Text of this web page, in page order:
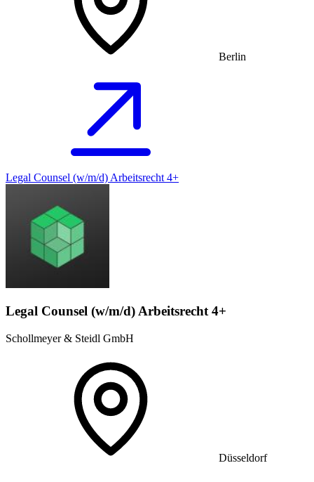
Berlin
Legal Counsel (w/m/d) Arbeitsrecht 4+
Legal Counsel (w/m/d) Arbeitsrecht 4+
Schollmeyer & Steidl GmbH
Düsseldorf